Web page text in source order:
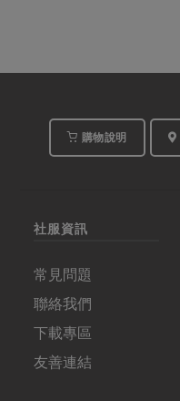
購物說明
社服資訊
常見問題
聯絡我們
下載專區
友善連結